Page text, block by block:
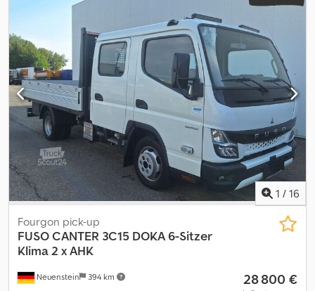
, hauteur de l'espace de chargement:400 mm
ABS, climatisation, filtre à particules, programme électronique
de stabilité (ESP)
, * Première immatriculation : 06/2024, *
Kilométrage : 10 765 km, * Benne basculante sur trois côtés,
actionnée hydrauliquement, * Dimensions approximatives :
4 450 x 2 300 x 400 mm, * Poids total : 8 550 kg, charge utile :
4 670 kg, * Le véhicule peut également être allégé à un poids
total de 7 490 kg, * Climatisation automatique, * Attelage, type à
rotule, * Charge remorquable : 3 500 kg, * Blocage du différentiel
sur l’essieu arrière, * 3 places, * Contrôle technique récent, *
Garantie jusqu’au 06/2027 ou 100 000 km, Dedpfxjzdxzre Afasck *
Sous réserve d’erreurs et de vente intermédiaire ! * Pour toute
question complémentaire, n’hésitez pas à contacter M. Willi
Schmidt, qui se tient à votre disposition.
1 / 16
Neuenstein 394 km
Fourgon pick-up
FUSOCANTER 3C15 DOKA 6-Sitzer
Klima 2 x AHK
28 800 €